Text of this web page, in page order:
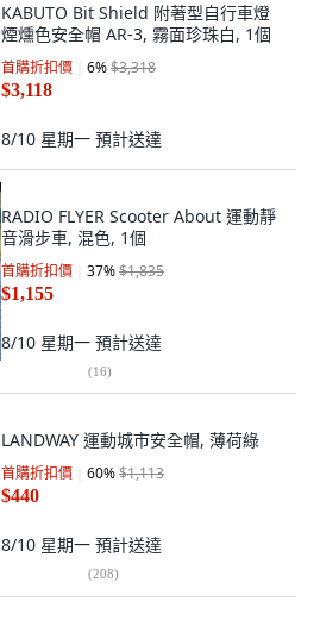
KABUTO Bit Shield 附著型自行車燈
煙燻色安全帽 AR-3, 霧面珍珠白, 1個
首購折扣價 6%$3,318
$3,118
8/10 星期一 預計送達
RADIO FLYER Scooter About 運動靜
音滑步車, 混色, 1個
首購折扣價 37%$1,835
$1,155
8/10 星期一 預計送達
(16)
LANDWAY 運動城市安全帽, 薄荷綠
首購折扣價 60%$1,113
$440
8/10 星期一 預計送達
(208)